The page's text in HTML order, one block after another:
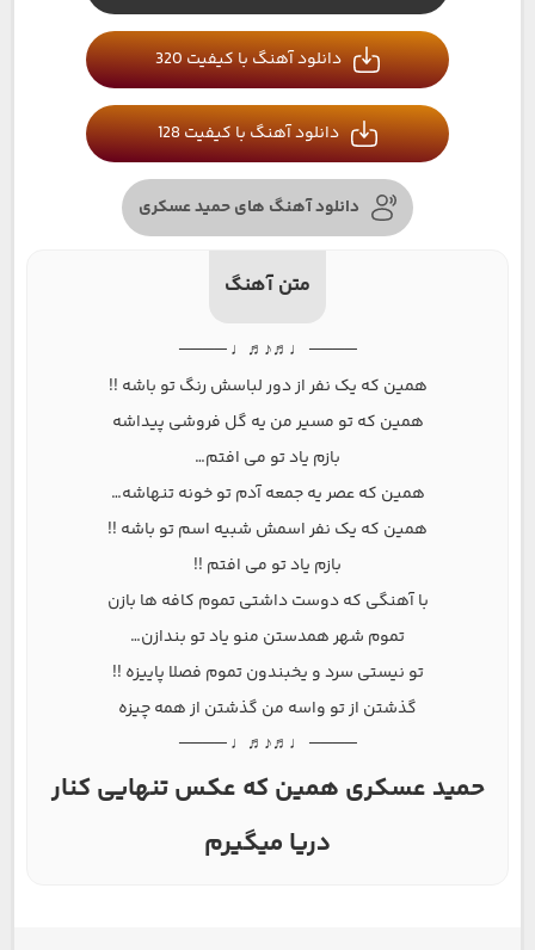
دانلود آهنگ با کیفیت 320
دانلود آهنگ با کیفیت 128
دانلود آهنگ های حمید عسکری
متن آهنگ
──── ♩♬♪♬♩ ────
همین که یک نفر از دور لباسش رنگ تو باشه !!
همین که تو مسیر من یه گل فروشی پیداشه
بازم یاد تو می افتم…
همین که عصر یه جمعه آدم تو خونه تنهاشه…
همین که یک نفر اسمش شبیه اسم تو باشه !!
بازم یاد تو می افتم !!
با آهنگی که دوست داشتی تموم کافه ها بازن
تموم شهر همدستن منو یاد تو بندازن…
تو نیستی سرد و یخبندون تموم فصلا پاییزه !!
گذشتن از تو واسه من گذشتن از همه چیزه
──── ♩♬♪♬♩ ────
حمید عسکری همین که عکس تنهایی کنار
دریا میگیرم